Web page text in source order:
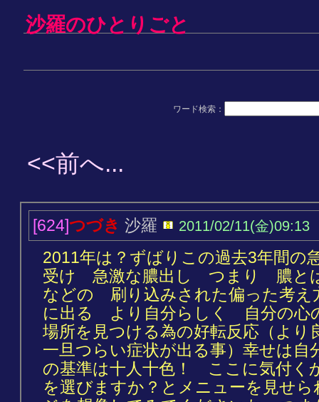
沙羅のひとりごと
ワード検索：
<<前へ...
[624]つづき 沙羅 2011/02/11(金)09:13
2011年は？ずばりこの過去3年間の
受け 急激な膿出し つまり 膿と
などの 刷り込みされた偏った考え
に出る より自分らしく 自分の心
場所を見つける為の好転反応（よ
一旦つらい症状が出る事）幸せは自
の基準は十人十色！ ここに気付く
を選びますか？とメニューを見せ